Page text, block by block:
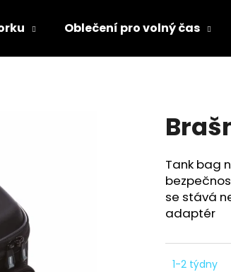
Oblečení pro volný čas
Tank bag
se stává
adaptér
1-2 týdny